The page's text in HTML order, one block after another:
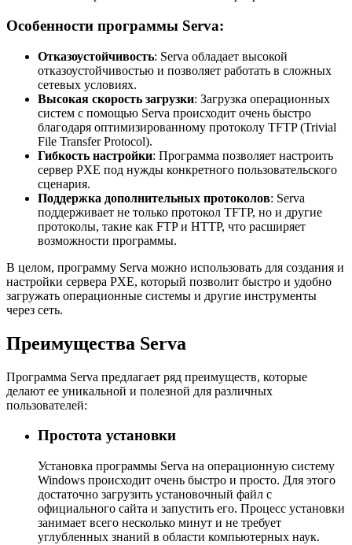
Особенности программы Serva:
Отказоустойчивость: Serva обладает высокой
отказоустойчивостью и позволяет работать в сложных
сетевых условиях.
Высокая скорость загрузки: Загрузка операционных
систем с помощью Serva происходит очень быстро
благодаря оптимизированному протоколу TFTP (Trivial
File Transfer Protocol).
Гибкость настройки: Программа позволяет настроить
сервер PXE под нужды конкретного пользовательского
сценария.
Поддержка дополнительных протоколов: Serva
поддерживает не только протокол TFTP, но и другие
протоколы, такие как FTP и HTTP, что расширяет
возможности программы.
В целом, программу Serva можно использовать для создания и
настройки сервера PXE, который позволит быстро и удобно
загружать операционные системы и другие инструменты
через сеть.
Преимущества Serva
Программа Serva предлагает ряд преимуществ, которые
делают ее уникальной и полезной для различных
пользователей:
Простота установки
Установка программы Serva на операционную систему
Windows происходит очень быстро и просто. Для этого
достаточно загрузить установочный файл с
официального сайта и запустить его. Процесс установки
занимает всего несколько минут и не требует
углубленных знаний в области компьютерных наук.